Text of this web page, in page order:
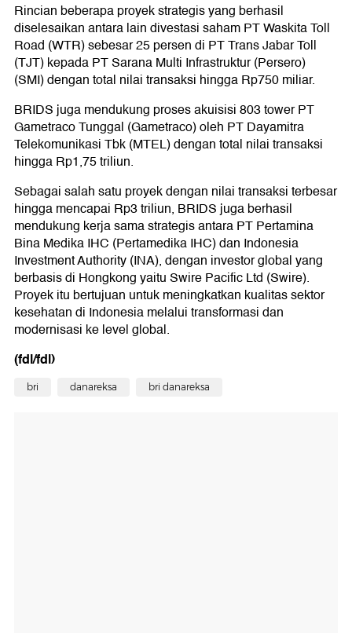
Rincian beberapa proyek strategis yang berhasil
diselesaikan antara lain divestasi saham PT Waskita Toll
Road (WTR) sebesar 25 persen di PT Trans Jabar Toll
(TJT) kepada PT Sarana Multi Infrastruktur (Persero)
(SMI) dengan total nilai transaksi hingga Rp750 miliar.
BRIDS juga mendukung proses akuisisi 803 tower PT
Gametraco Tunggal (Gametraco) oleh PT Dayamitra
Telekomunikasi Tbk (MTEL) dengan total nilai transaksi
hingga Rp1,75 triliun.
Sebagai salah satu proyek dengan nilai transaksi terbesar
hingga mencapai Rp3 triliun, BRIDS juga berhasil
mendukung kerja sama strategis antara PT Pertamina
Bina Medika IHC (Pertamedika IHC) dan Indonesia
Investment Authority (INA), dengan investor global yang
berbasis di Hongkong yaitu Swire Pacific Ltd (Swire).
Proyek itu bertujuan untuk meningkatkan kualitas sektor
kesehatan di Indonesia melalui transformasi dan
modernisasi ke level global.
(fdl/fdl)
bri danareksa bri danareksa